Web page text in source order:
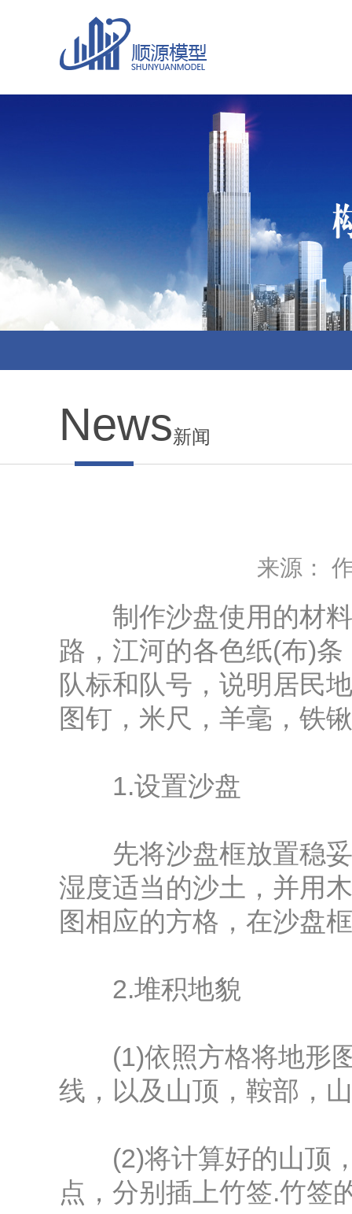
News新闻
来源：
制作沙盘使用的材料
路，江河的各色纸(布)
队标和队号，说明居民
图钉，米尺，羊毫，铁
1.设置沙盘
先将沙盘框放置稳妥
湿度适当的沙土，并用
图相应的方格，在沙盘
2.堆积地貌
(1)依照方格将地形图
线，以及山顶，鞍部，
(2)将计算好的山顶，
点，分别插上竹签.竹签